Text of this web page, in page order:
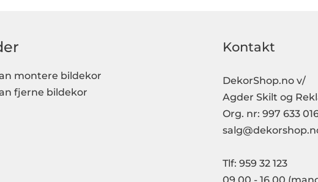
montere bildekor
fjerne bildekor
Kontakt
DekorShop.no v/
Agder Skilt og
Org. nr: 997 633
Tlf: 959 32 123